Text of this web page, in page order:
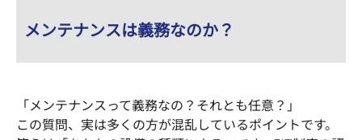
メンテナンスは義務なのか？
「メンテナンスって義務なの？それとも任意？」
この質問、実は多くの方が混乱しているポイントです。